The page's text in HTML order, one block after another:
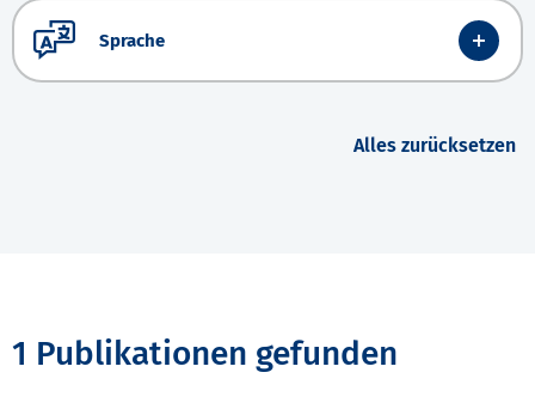
Sprache
Alles zurücksetzen
1 Publikationen gefunden